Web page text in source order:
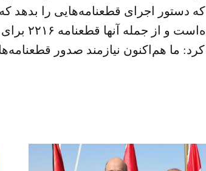
اجرای قطعنامه‌هایی را بدهد